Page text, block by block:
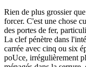
Rien de plus grossier
forcer. C'est une chose
des portes de fer,
La clef pénètre dans
carrée avec cinq ou six
poUce, irrégulièrement